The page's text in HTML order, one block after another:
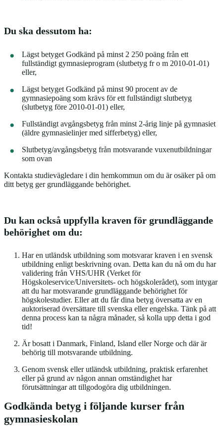
Du ska dessutom ha:
Lägst betyget Godkänd på minst 2 250 poäng från ett
fullständigt gymnasieprogram (slutbetyg fr o m 2010-01-01)
eller,
Lägst betyget Godkänd på minst 90 procent av de
gymnasiepoäng som krävs för ett fullständigt slutbetyg
(slutbetyg före 2010-01-01) eller,
Fullständigt avgångsbetyg från minst 2-årig linje på gymnasiet
(äldre gymnasielinjer med sifferbetyg) eller,
Slutbetyg/avgångsbetyg från motsvarande vuxenutbildningar
som ovan
Kontakta studievägledare i din hemkommun om du är osäker på om
ditt betyg ger grundläggande behörighet.
Du kan också uppfylla kraven för grundläggande
behörighet om du:
Har en utländsk utbildning som motsvarar kraven i en svensk
utbildning enligt beskrivning ovan. Detta kan du nå om du har
validering från VHS/UHR (Verket för
Högskoleservice/Universitets- och högskolerådet), som intygar
att du har motsvarande grundläggande behörighet för
högskolestudier. Eller att du får dina betyg översatta av en
auktoriserad översättare till svenska eller engelska. Tänk på att
denna process kan ta några månader, så kolla upp detta i god
tid!
Är bosatt i Danmark, Finland, Island eller Norge och där är
behörig till motsvarande utbildning.
Genom svensk eller utländsk utbildning, praktisk erfarenhet
eller på grund av någon annan omständighet har
förutsättningar att tillgodogöra dig utbildningen.
Godkända betyg i följande kurser från
gymnasieskolan